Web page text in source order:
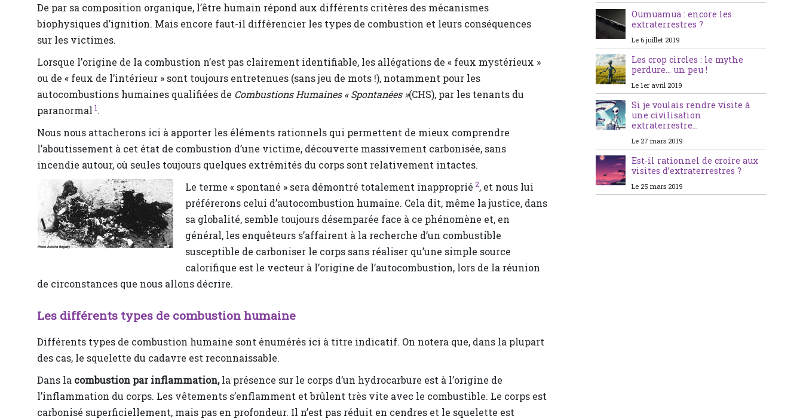
De par sa composition organique, l’être humain répond aux différents critères des mécanismes
biophysiques d’ignition. Mais encore faut-il différencier les types de combustion et leurs conséquences
sur les victimes.
Lorsque l’origine de la combustion n’est pas clairement identifiable, les allégations de « feux mystérieux »
ou de « feux de l’intérieur » sont toujours entretenues (sans jeu de mots !), notamment pour les
autocombustions humaines qualifiées de Combustions Humaines « Spontanées »(CHS), par les tenants du
paranormal 1.
Nous nous attacherons ici à apporter les éléments rationnels qui permettent de mieux comprendre
l’aboutissement à cet état de combustion d’une victime, découverte massivement carbonisée, sans
incendie autour, où seules toujours quelques extrémités du corps sont relativement intactes.
Le terme « spontané » sera démontré totalement inapproprié 2, et nous lui
préférerons celui d’autocombustion humaine. Cela dit, même la justice, dans
sa globalité, semble toujours désemparée face à ce phénomène et, en
général, les enquêteurs s’affairent à la recherche d’un combustible
susceptible de carboniser le corps sans réaliser qu’une simple source
calorifique est le vecteur à l’origine de l’autocombustion, lors de la réunion
de circonstances que nous allons décrire.
Les différents types de combustion humaine
Différents types de combustion humaine sont énumérés ici à titre indicatif. On notera que, dans la plupart
des cas, le squelette du cadavre est reconnaissable.
Dans la combustion par inflammation,la présence sur le corps d’un hydrocarbure est à l’origine de
l’inflammation du corps. Les vêtements s’enflamment et brûlent très vite avec le combustible. Le corps est
carbonisé superficiellement, mais pas en profondeur. Il n’est pas réduit en cendres et le squelette est
Oumuamua : encore les
extraterrestres ?
Le 6 juillet 2019
Les crop circles : le mythe
perdure… un peu !
Le 1er avril 2019
Si je voulais rendre visite à
une civilisation
extraterrestre…
Le 27 mars 2019
Est-il rationnel de croire aux
visites d’extraterrestres ?
Le 25 mars 2019